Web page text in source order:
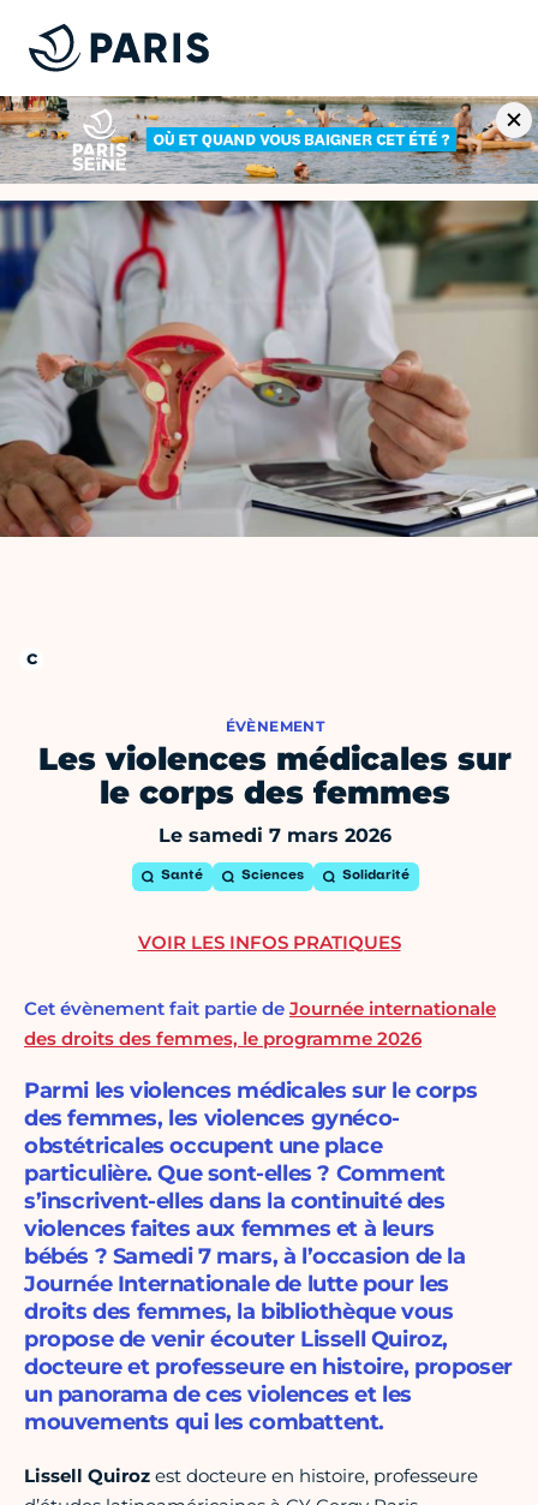
ÉVÈNEMENT
Les violences médicales sur
le corps des femmes
Le samedi 7 mars 2026
Santé Sciences Solidarité
Cet évènement fait partie de Journée internationale
des droits des femmes, le programme 2026
Parmi les violences médicales sur le corps
des femmes, les violences gynéco-
obstétricales occupent une place
particulière. Que sont-elles ? Comment
s’inscrivent-elles dans la continuité des
violences faites aux femmes et à leurs
bébés ? Samedi 7 mars, à l’occasion de la
Journée Internationale de lutte pour les
droits des femmes, la bibliothèque vous
propose de venir écouter Lissell Quiroz,
docteure et professeure en histoire, proposer
un panorama de ces violences et les
mouvements qui les combattent.
Lissell Quiroz est docteure en histoire, professeure
VOIR LES INFOS PRATIQUES